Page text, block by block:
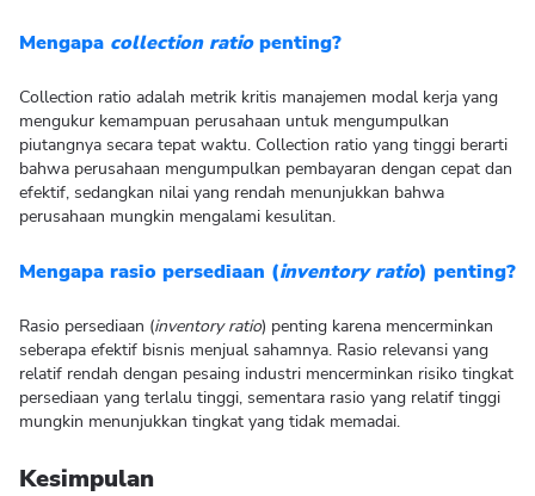
Mengapa collection ratiopenting?
Collection ratio adalah metrik kritis manajemen modal kerja yang
mengukur kemampuan perusahaan untuk mengumpulkan
piutangnya secara tepat waktu. Collection ratio yang tinggi berarti
bahwa perusahaan mengumpulkan pembayaran dengan cepat dan
efektif, sedangkan nilai yang rendah menunjukkan bahwa
perusahaan mungkin mengalami kesulitan.
Mengapa rasio persediaan (inventory ratio) penting?
Rasio persediaan (inventory ratio) penting karena mencerminkan
seberapa efektif bisnis menjual sahamnya. Rasio relevansi yang
relatif rendah dengan pesaing industri mencerminkan risiko tingkat
persediaan yang terlalu tinggi, sementara rasio yang relatif tinggi
mungkin menunjukkan tingkat yang tidak memadai.
Kesimpulan